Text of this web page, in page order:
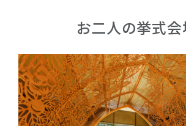
お二人の挙式